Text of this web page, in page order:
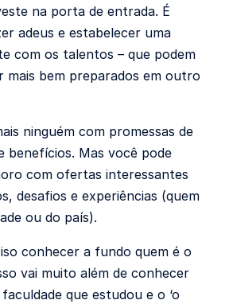
na porta de entrada. É
adeus e estabelecer uma
com os talentos – que podem
mais bem preparados em outro
ninguém com promessas de
benefícios. Mas você pode
com ofertas interessantes
desafios e experiências (quem
ou do país).
conhecer a fundo quem é o
vai muito além de conhecer
que estudou e o ‘o